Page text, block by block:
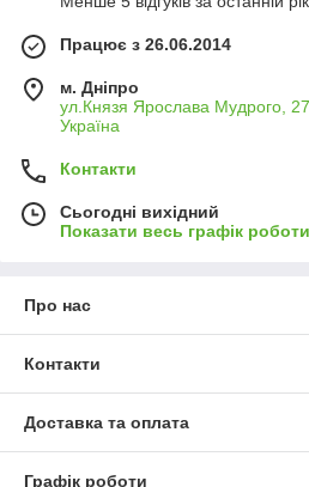
Працює з 26.06.2014
м. Дніпро
ул.Князя Ярослава Мудрого,
Україна
Контакти
Сьогодні вихідний
Показати весь графік роботи
Про нас
Контакти
Доставка та оплата
Графік роботи